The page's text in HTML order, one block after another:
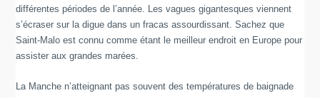
différentes périodes de l’année. Les vagues gigantesques viennent
s’écraser sur la digue dans un fracas assourdissant. Sachez que
Saint-Malo est connu comme étant le meilleur endroit en Europe pour
assister aux grandes marées.
La Manche n’atteignant pas souvent des températures de baignade